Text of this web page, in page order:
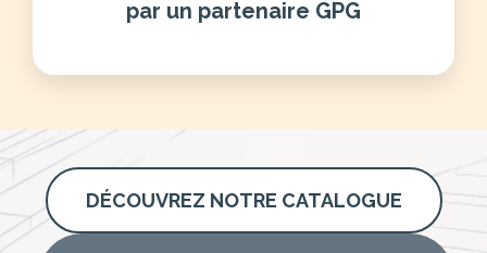
par un partenaire GPG
DÉCOUVREZ NOTRE CATALOGUE